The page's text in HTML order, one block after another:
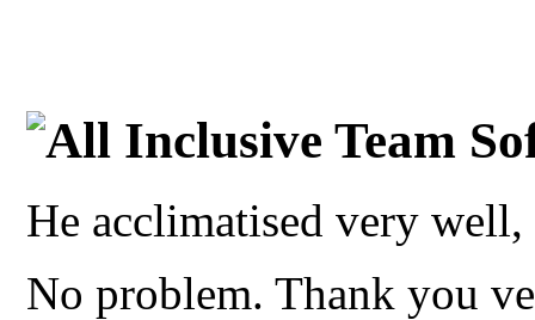
All Inclusive Team
He acclimatised very
No problem. Thank you